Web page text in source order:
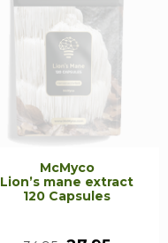
McMyco
Lion’s mane extract
120 Capsules